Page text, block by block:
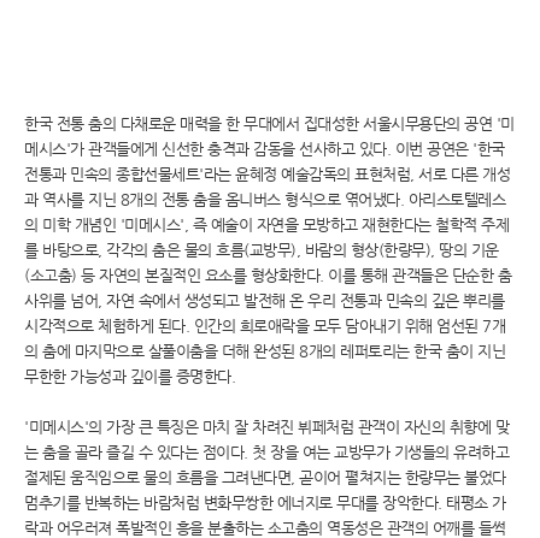
한국 전통 춤의 다채로운 매력을 한 무대에서 집대성한 서울시무용단의 공연 '미
메시스'가 관객들에게 신선한 충격과 감동을 선사하고 있다. 이번 공연은 '한국
전통과 민속의 종합선물세트'라는 윤혜정 예술감독의 표현처럼, 서로 다른 개성
과 역사를 지닌 8개의 전통 춤을 옴니버스 형식으로 엮어냈다. 아리스토텔레스
의 미학 개념인 '미메시스', 즉 예술이 자연을 모방하고 재현한다는 철학적 주제
를 바탕으로, 각각의 춤은 물의 흐름(교방무), 바람의 형상(한량무), 땅의 기운
(소고춤) 등 자연의 본질적인 요소를 형상화한다. 이를 통해 관객들은 단순한 춤
사위를 넘어, 자연 속에서 생성되고 발전해 온 우리 전통과 민속의 깊은 뿌리를
시각적으로 체험하게 된다. 인간의 희로애락을 모두 담아내기 위해 엄선된 7개
의 춤에 마지막으로 살풀이춤을 더해 완성된 8개의 레퍼토리는 한국 춤이 지닌
무한한 가능성과 깊이를 증명한다.
'미메시스'의 가장 큰 특징은 마치 잘 차려진 뷔페처럼 관객이 자신의 취향에 맞
는 춤을 골라 즐길 수 있다는 점이다. 첫 장을 여는 교방무가 기생들의 유려하고
절제된 움직임으로 물의 흐름을 그려낸다면, 곧이어 펼쳐지는 한량무는 불었다
멈추기를 반복하는 바람처럼 변화무쌍한 에너지로 무대를 장악한다. 태평소 가
락과 어우러져 폭발적인 흥을 분출하는 소고춤의 역동성은 관객의 어깨를 들썩